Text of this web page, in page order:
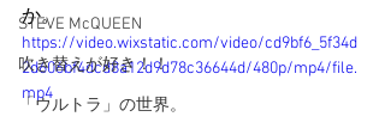
STEVE McQUEEN
吹き替えが好き！！
「ウルトラ」の世界。
か。
https://video.wixstatic.com/video/cd9bf6_5f34d
2d606bf4dcd8a12d9d78c36644d/480p/mp4/file.
mp4